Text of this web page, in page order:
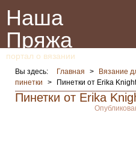
Наша
Пряжа
портал о вязании
Вы здесь: Главная > Вязание
пинетки
> Пинетки от Erika Knight
Пинетки от Erika